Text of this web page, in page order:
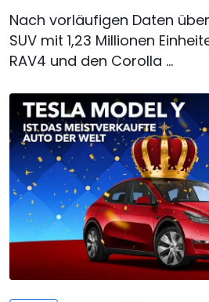
Nach vorläufigen Daten
SUV mit 1,23 Millionen
RAV4 und den Corolla ...